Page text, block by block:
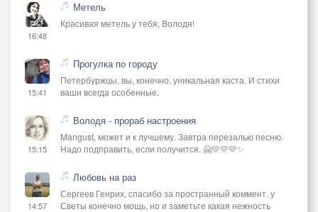
16:48
Метель
Красивая метель у тебя, Володя!
15:41
Прогулка по городу
Петербуржцы, вы, конечно, уникальная каста. И стихи
ваши всегда особенные.
15:15
Володя - прораб настроения
Mangust, может и к лучшему. Завтра перезалью песню.
Надо подправить, если получится. 🤗💛💛💛✨
14:57
Любовь на раз
Сергеев Генрих, спасибо за пространный коммент, у
Светы конечно мощь, но и заметьте какая нежность